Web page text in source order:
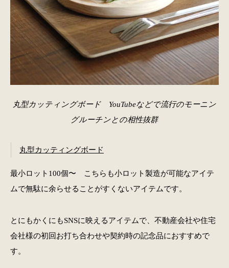
丸型カッティングボード YouTubeなどで流行のモーニン
グルーチンとの相性抜群
丸型カッティングボード
最小ロット100個〜 こちらも小ロット製造が可能なアイテ
ムで無駄に余らせることがすくないアイテムです。
とにもかくにもSNSに映えるアイテムで、不動産会社や住宅
会社様の初回お打ち合わせや契約時の記念品におすすめで
す。